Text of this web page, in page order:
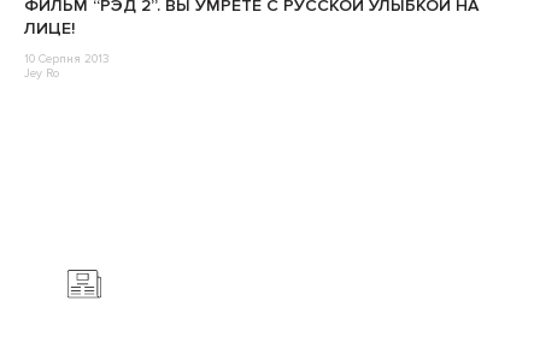
ФИЛЬМ “РЭД 2”. ВЫ УМРЕТЕ С РУССКОЙ УЛЫБКОЙ НА
ЛИЦЕ!
10 Серпня 2013
Jey Ro